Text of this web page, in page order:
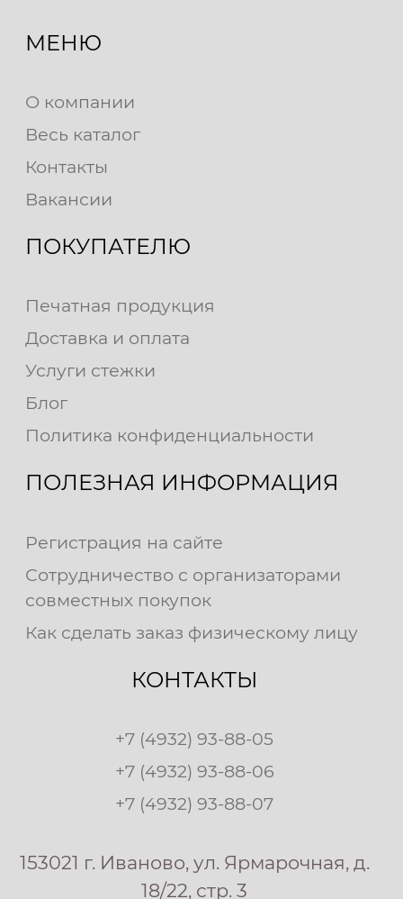
МЕНЮ
О компании
Весь каталог
Контакты
Вакансии
ПОКУПАТЕЛЮ
Печатная продукция
Доставка и оплата
Услуги стежки
Блог
Политика конфиденциальности
ПОЛЕЗНАЯ ИНФОРМАЦИЯ
Регистрация на сайте
Сотрудничество с организаторами
совместных покупок
Как сделать заказ физическому лицу
КОНТАКТЫ
+7 (4932) 93-88-05
+7 (4932) 93-88-06
+7 (4932) 93-88-07
153021 г. Иваново, ул. Ярмарочная, д.
18/22, стр. 3